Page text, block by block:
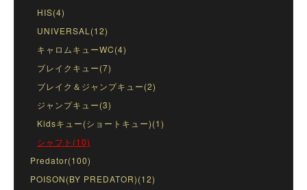
HIS(4)
UNIVERSAL(12)
キャロムキューWC(4)
ブレイクキュー(7)
ブレイク＆ジャンプキュー(2)
ジャンプキュー(3)
Kidsキュー(ショートキュー)(1)
シャフト(10)
Predator(100)
POISON(BY PREDATOR)(12)